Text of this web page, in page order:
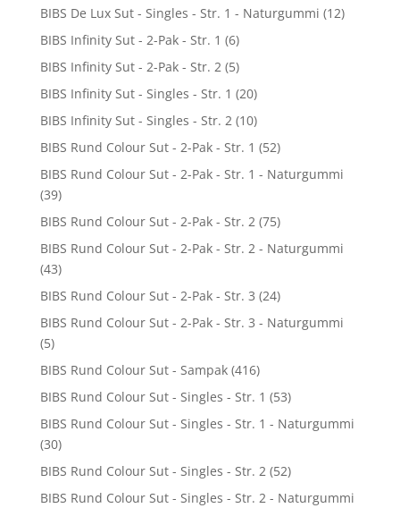
BIBS De Lux Sut - Singles - Str. 1 - Naturgummi (12)
BIBS Infinity Sut - 2-Pak - Str. 1 (6)
BIBS Infinity Sut - 2-Pak - Str. 2 (5)
BIBS Infinity Sut - Singles - Str. 1 (20)
BIBS Infinity Sut - Singles - Str. 2 (10)
BIBS Rund Colour Sut - 2-Pak - Str. 1 (52)
BIBS Rund Colour Sut - 2-Pak - Str. 1 - Naturgummi
(39)
BIBS Rund Colour Sut - 2-Pak - Str. 2 (75)
BIBS Rund Colour Sut - 2-Pak - Str. 2 - Naturgummi
(43)
BIBS Rund Colour Sut - 2-Pak - Str. 3 (24)
BIBS Rund Colour Sut - 2-Pak - Str. 3 - Naturgummi
(5)
BIBS Rund Colour Sut - Sampak (416)
BIBS Rund Colour Sut - Singles - Str. 1 (53)
BIBS Rund Colour Sut - Singles - Str. 1 - Naturgummi
(30)
BIBS Rund Colour Sut - Singles - Str. 2 (52)
BIBS Rund Colour Sut - Singles - Str. 2 - Naturgummi